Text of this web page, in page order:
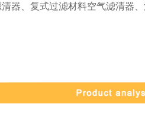
器、复式过滤材料空气滤清器